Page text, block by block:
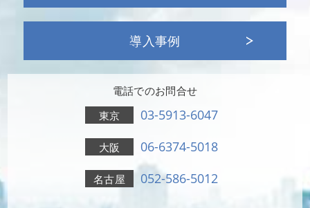
導入事例
電話でのお問合せ
東京
03-5913-6047
大阪 06-6374-5018
名古屋 052-586-5012